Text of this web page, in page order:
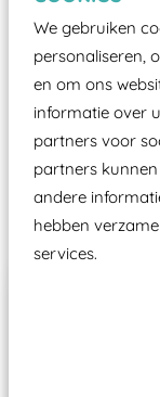
We gebruiken
personaliseren,
en om ons
informatie over
partners voor
partners
andere
hebben
services.
Wij ook
ze toch
Past er